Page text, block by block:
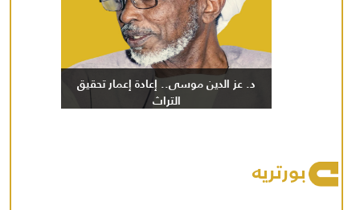
د. عز الدين موسى.. إعادة إعمار تحقيق
التراث
بورتريه